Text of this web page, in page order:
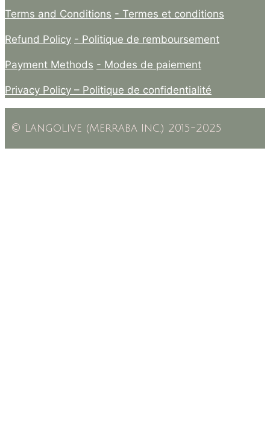
Terms and Conditions - Termes et conditions
Refund Policy - Politique de remboursement
Payment Methods - Modes de paiement
Privacy Policy – Politique de confidentialité
© LangoLive (Merraba Inc.) 2015-2025